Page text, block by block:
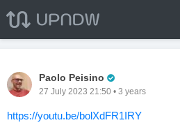
Paolo Peisino
27 July 2023 21:50 • 3 years
https://youtu.be/bolXdFR1IRY